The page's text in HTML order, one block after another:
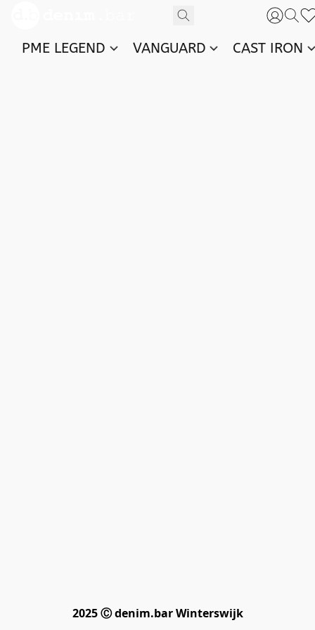
PME LEGEND VANGUARD CAST IRON
2025 Ⓒ denim.bar Winterswijk